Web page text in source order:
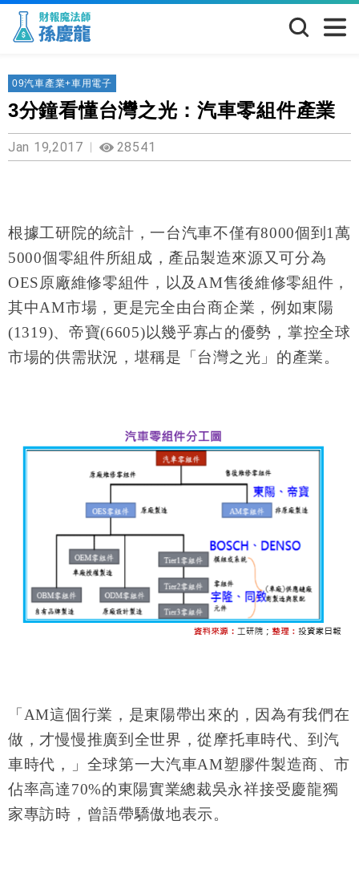
09汽車產業+車用電子
3分鐘看懂台灣之光：汽車零組件產業
Jan 19,2017 28541
根據工研院的統計，一台汽車不僅有8000個到 1萬
5000個零組件所組成，產品製造來源又可分為
OES原廠維修零組件，以及 AM售後維修零組件，
其中AM市場，更是完全由台商企業，例如東陽
(1319)、帝寶(6605)以幾乎寡占的優勢，掌控全球
市場的供需狀況，堪稱是「台灣之光」的產業。
「AM這個行業，是東陽帶出來的，因為有我們在
做，才慢慢推廣到全世界，從摩托車時代、到汽
車時代，」全球第一大汽車AM塑膠件製造商、市
佔率高達70%的東陽實業總裁吳永祥接受慶龍獨
家專訪時，曾語帶驕傲地表示。